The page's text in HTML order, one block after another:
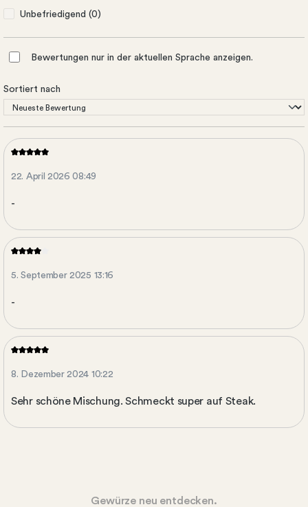
Unbefriedigend (0)
Bewertungen nur in der aktuellen Sprache anzeigen.
Sortiert nach
22. April 2026 08:49
-
5. September 2025 13:16
-
8. Dezember 2024 10:22
Sehr schöne Mischung. Schmeckt super auf Steak.
Gewürze neu entdecken.